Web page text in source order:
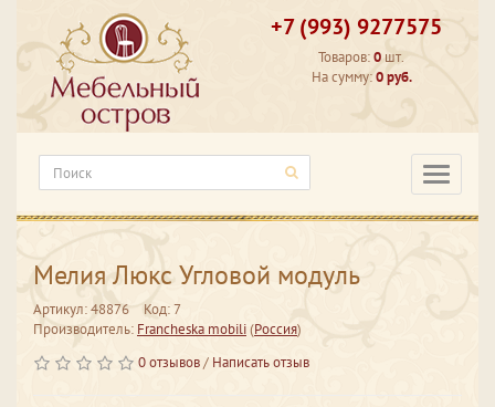
+7 (993) 9277575
Товаров:0 шт.
На сумму:0 руб.
Мелия Люкс Угловой модуль
Артикул: 48876
Код: 7
Производитель: Francheska mobili(Россия)
0 отзывов/ Написать отзыв